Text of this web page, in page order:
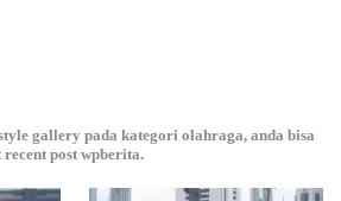
gallery pada kategori olahraga, anda bisa
post wpberita.